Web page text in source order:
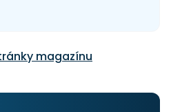
magazínu